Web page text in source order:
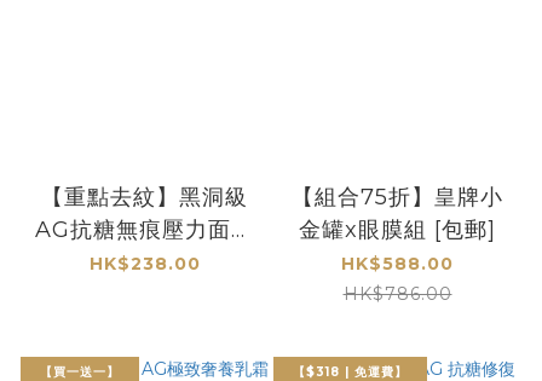
【重點去紋】黑洞級
AG抗糖無痕壓力面膜
EX [包郵]
HK$238.00
【組合75折】皇牌小
金罐x眼膜組 [包郵]
HK$588.00
HK$786.00
【買一送一】 【$318 | 免運費】